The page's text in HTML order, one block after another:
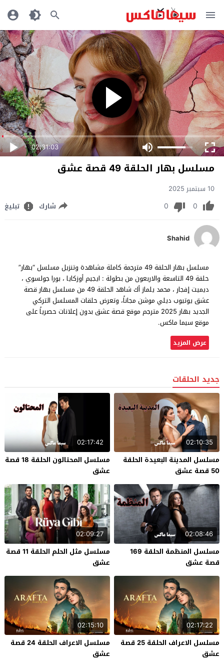
02:31:03
مسلسل بهار الحلقة 49 قصة عشق
10 سبتمبر 2025
0
0 شارك تبليغ
Shahid
مسلسل بهار الحلقة 49 مترجمة كاملة مشاهدة وتنزيل مسلسل “بهار”
حلقة 49 التاسعة والاربعون من بطولة : ايجيم أوزكايا ، بورا جولسوي ،
ديميت إفجار ، محمد يلماز أك شاهد الحلقة 49 من مسلسل بهار قصة
عشق يوتيوب ديلي موشن مجاناً، وتعرض حلقات المسلسل التركي
الجديد بهار 2025 مترجم موقع قصة عشق بدون إعلانات حصرياً على
موقع سيما ماكس.
عرض المزيد
جديد الحلقات
02:10:35
مسلسل المدينة البعيدة الحلقة
50 قصة عشق
02:17:42
مسلسل المحتالون الحلقة 18 قصة
عشق
02:08:46
مسلسل المنظمة الحلقة 169
قصة عشق
02:09:27
مسلسل مثل الحلم الحلقة 11 قصة
عشق
02:17:22
مسلسل الاعراف الحلقة 25 قصة
عشق
02:15:10
مسلسل الاعراف الحلقة 24 قصة
عشق